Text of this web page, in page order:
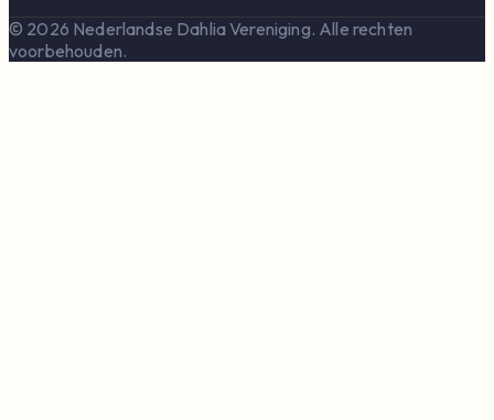
© 2026 Nederlandse Dahlia Vereniging. Alle rechten
voorbehouden.